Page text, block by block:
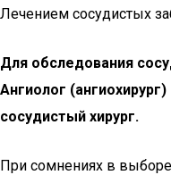
Лечением сосудистых
Для обследования
Ангиолог
сосудистый хирург.
При сомнениях в выборе